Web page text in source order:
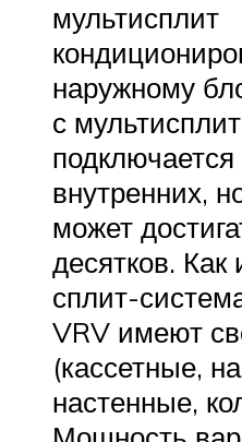
мультисплит
наружному
с
подключается
внутренних,
может
десятков. Как
сплит-
VRV имеют
(кассетные,
настенные,